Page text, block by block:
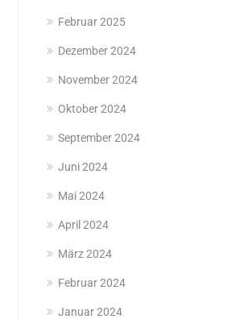
Februar 2025
Dezember 2024
November 2024
Oktober 2024
September 2024
Juni 2024
Mai 2024
April 2024
März 2024
Februar 2024
Januar 2024